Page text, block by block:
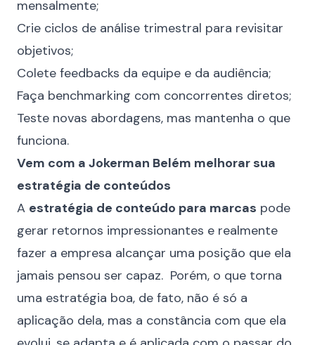
mensalmente;
Crie ciclos de análise trimestral para revisitar
objetivos;
Colete feedbacks da equipe e da audiência;
Faça benchmarking com concorrentes diretos;
Teste novas abordagens, mas mantenha o que
funciona.
Vem com a Jokerman Belém melhorar sua
estratégia de conteúdos
A estratégia de conteúdo para marcas pode
gerar retornos impressionantes e realmente
fazer a empresa alcançar uma posição que ela
jamais pensou ser capaz. Porém, o que torna
uma estratégia boa, de fato, não é só a
aplicação dela, mas a constância com que ela